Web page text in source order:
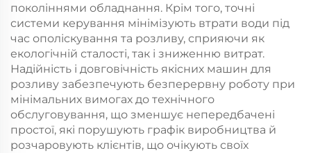
поколіннями обладнання. Крім того, точні
системи керування мінімізують втрати води під
час ополіскування та розливу, сприяючи як
екологічній сталості, так і зниженню витрат.
Надійність і довговічність якісних машин для
розливу забезпечують безперервну роботу при
мінімальних вимогах до технічного
обслуговування, що зменшує непередбачені
простої, які порушують графік виробництва й
розчаровують клієнтів, що очікують своїх